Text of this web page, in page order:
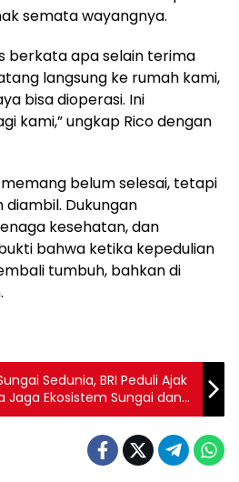
semata wayangnya.
berkata apa selain terima
langsung ke rumah kami,
bisa dioperasi. Ini
kami,” ungkap Rico dengan
belum selesai, tetapi
Dukungan
kesehatan, dan
bahwa ketika kepedulian
tumbuh, bahkan di
Sedunia, BRI Peduli Ajak
Jaga Ekosistem Sungai dan